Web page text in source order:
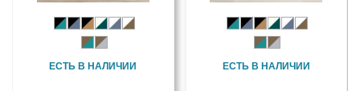
ЕСТЬ В НАЛИЧИИ ЕСТЬ В НАЛИЧИИ